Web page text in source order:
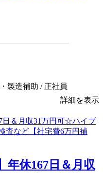
製造補助 / 正社員
詳細を表示
年休167日＆月収